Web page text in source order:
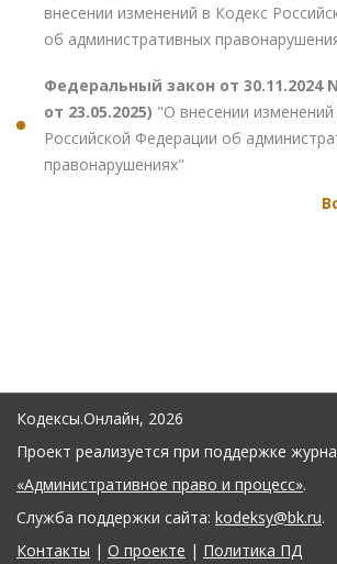
внесении изменений в Кодекс
об административных
Федеральный закон от 30.11.2024
от 23.05.2025) "О внесении
Российской Федерации об
правонарушениях"
Кодексы.Онлайн, 2026
Проект реализуется при поддержке
«Административное право и процесс».
Служба поддержки сайта: kodeksy@bk.ru.
Контакты | О проекте | Политика ПД